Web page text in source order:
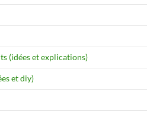
(idées et explications)
et diy)